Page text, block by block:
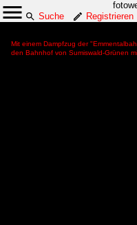
Suche
Registrieren
Mit einem Dampfzug der
den Bahnhof von Sumiswald-Grünen